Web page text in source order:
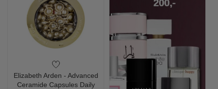
Elizabeth Arden - Advanced
Ceramide Capsules Daily